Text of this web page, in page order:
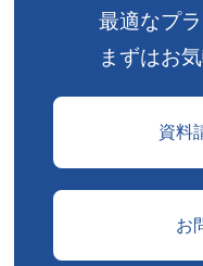
最適なプ
まずはお
資料
お